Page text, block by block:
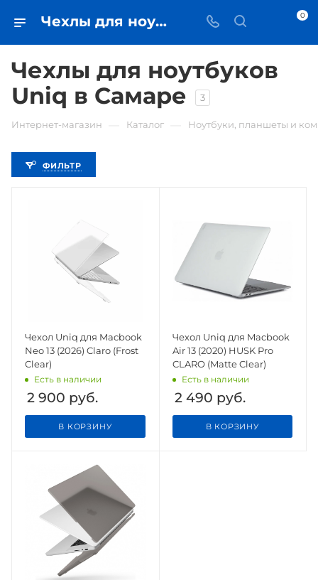
Чехлы для ноутбуков Uniq • купить чехол для ноутбука в Самаре - iЧехол 0
Чехлы для ноутбуков
Uniq в Самаре
3
Интернет-магазин Каталог Ноутбуки, планшеты и
ФИЛЬТР
Чехол Uniq для Macbook
Neo 13 (2026) Claro (Frost
Clear)
Есть в наличии
2 900 руб.
В КОРЗИНУ
Чехол Uniq для Macbook
Air 13 (2020) HUSK Pro
CLARO (Matte Clear)
Есть в наличии
2 490 руб.
В КОРЗИНУ